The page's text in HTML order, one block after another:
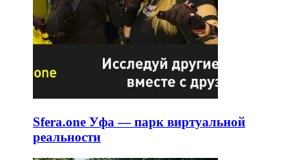
Sfera.one Уфа — парк виртуальной
реальности